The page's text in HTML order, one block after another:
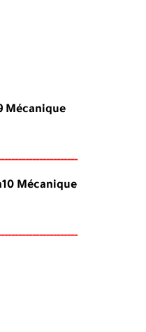
Mécanique
-----
Mécanique
-----